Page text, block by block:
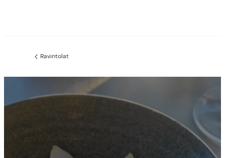
Edellinen
Ravintolat